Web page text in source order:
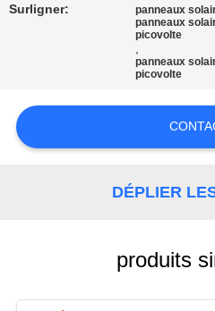
Surligner: panneaux
panneaux
picovolte
,
panneaux
picovolte
DÉPLIER
produits